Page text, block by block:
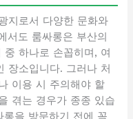
지로서 다양한 문화와
서도 룸싸롱은 부산의
하나로 손꼽히며, 여
장소입니다. 그러나 처
이용 시 주의해야 할
겪는 경우가 종종 있습
을 방문하기 전에 꼭